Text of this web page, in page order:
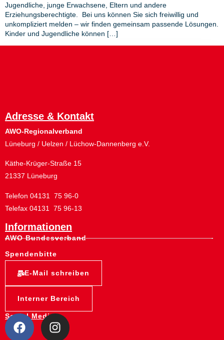
Jugendliche, junge Erwachsene, Eltern und andere
Erziehungsberechtigte. Bei uns können Sie sich freiwillig und
unkompliziert melden – wir finden gemeinsam passende Lösungen.
Kinder und Jugendliche können […]
21337 Lüneburg
Telefon 04131 75 96-0
Telefax 04131 75 96-13
Informationen
AWO Bundesverband
Spendenbitte
E-Mail schreiben
Interner Bereich
Social Media:
© 2026 All Rights Reserverd - AWO
by WIR-Mediendesign UG